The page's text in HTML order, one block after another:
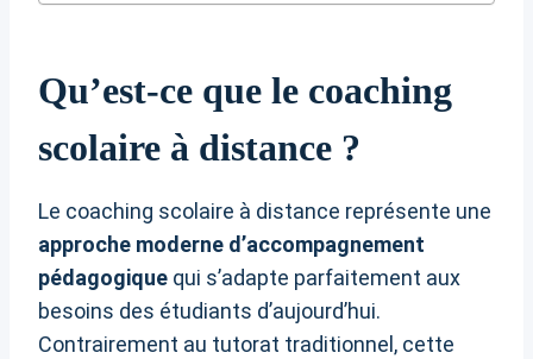
Qu’est-ce que le coaching
scolaire à distance ?
Le coaching scolaire à distance représente une
approche moderne d’accompagnement
pédagogique qui s’adapte parfaitement aux
besoins des étudiants d’aujourd’hui.
Contrairement au tutorat traditionnel, cette